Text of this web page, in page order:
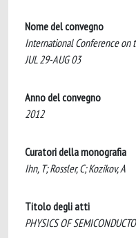
Nome del convegno
International Conference on
JUL 29-AUG 03
Anno del convegno
2012
Curatori della monografia
Ihn, T; Rossler, C; Kozikov, A
Titolo degli atti
PHYSICS OF